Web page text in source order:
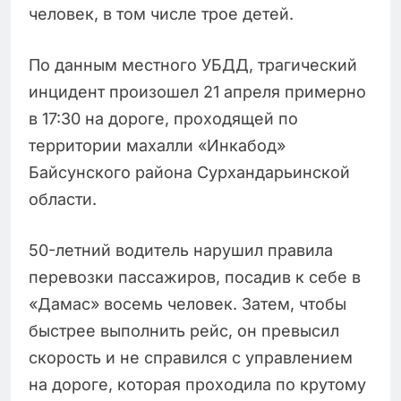
человек, в том числе трое детей.
По данным местного УБДД, трагический
инцидент произошел 21 апреля примерно
в 17:30 на дороге, проходящей по
территории махалли «Инкабод»
Байсунского района Сурхандарьинской
области.
50-летний водитель нарушил правила
перевозки пассажиров, посадив к себе в
«Дамас» восемь человек. Затем, чтобы
быстрее выполнить рейс, он превысил
скорость и не справился с управлением
на дороге, которая проходила по крутому